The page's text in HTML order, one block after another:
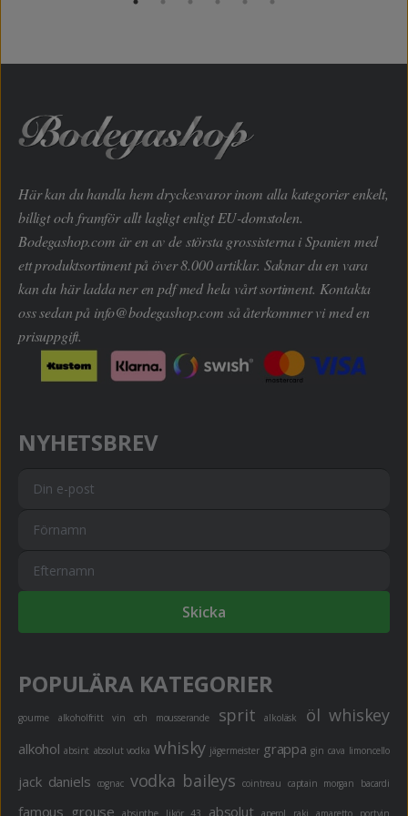
Här kan du handla hem dryckesvaror inom alla kategorier enkelt,
billigt och framför allt lagligt enligt EU-domstolen.
Bodegashop.com är en av de största grossisterna i Spanien med
ett produktsortiment på över 8.000 artiklar. Saknar du en vara
kan du här ladda ner en pdf med hela vårt sortiment. Kontakta
oss sedan på info@bodegashop.com så återkommer vi med en
prisuppgift.
NYHETSBREV
Skicka
POPULÄRA KATEGORIER
gourme alkoholfritt vin och mousserande sprit alkoläsk öl whiskey
alkohol absint absolut vodka whisky jägermeister grappa gin cava limoncello
jack daniels cognac vodka baileys cointreau captain morgan bacardi
famous grouse absinthe likör 43 absolut aperol raki amaretto portvin